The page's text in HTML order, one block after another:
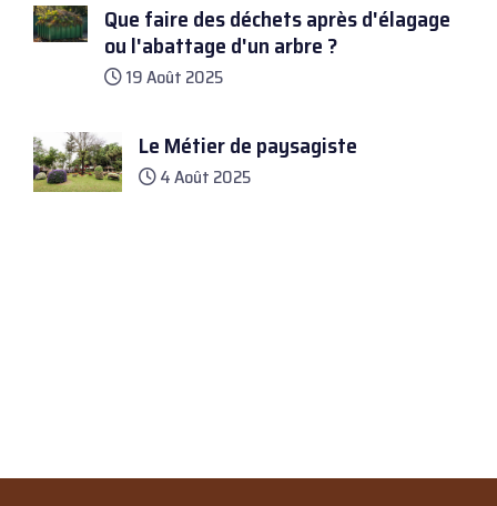
Que faire des déchets après d'élagage
ou l'abattage d'un arbre ?
19 Août 2025
Le Métier de paysagiste
4 Août 2025